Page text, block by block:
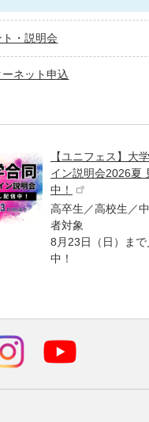
・説明会
ネット申込
【ユニフェス】大
イン説明会2026夏
中！
高卒生／高校生／
者対象
8月23日（日）ま
中！